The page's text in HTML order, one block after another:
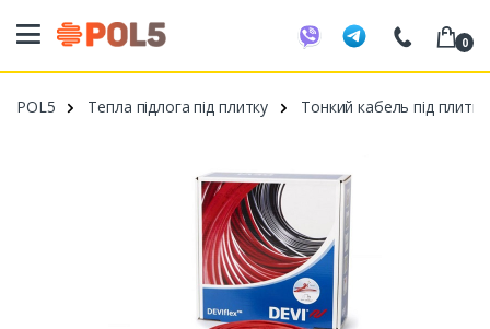
098 20 52 818
099 53 43 210
0
POL5 Тепла підлога під плитку Тонкий кабель під плитку